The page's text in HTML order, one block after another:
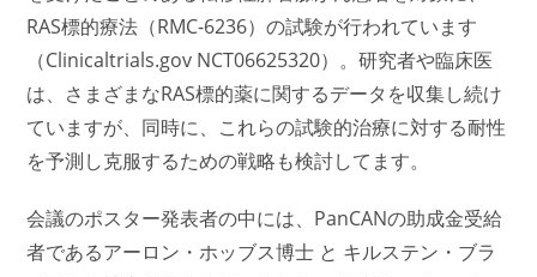
RAS標的療法（RMC-6236）の試験が行われています
（Clinicaltrials.gov NCT06625320）。研究者や臨床医
は、さまざまなRAS標的薬に関するデータを収集し続け
ていますが、同時に、これらの試験的治療に対する耐性
を予測し克服するための戦略も検討してます。
会議のポスター発表者の中には、PanCANの助成金受給
者であるアーロン・ホッブス博士 と キルステン・ブラ